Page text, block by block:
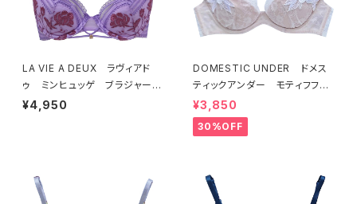
LA VIE A DEUX ラヴィアド
ゥ ミンヒュッゲ ブラジャー
（ライラック）BRA LILAC 2249
¥4,950
DOMESTIC UNDER ドメス
ティックアンダー モティフフル
ール ブラジャー（オフホワイ
ト）D2255
¥3,850
30%OFF